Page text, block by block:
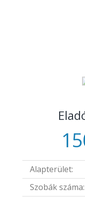
Alapterület:
Szobák száma: